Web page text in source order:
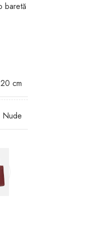
baretă
cm
Nude